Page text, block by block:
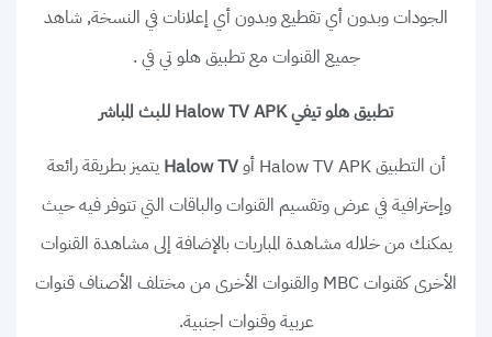
الجودات وبدون أي تقطيع وبدون أي إعلانات في النسخة, شاهد
جميع القنوات مع تطبيق هلو تي في .
تطبيق هلو تيفي Halow TV APK للبث المباشر
أن التطبيقHalow TV APK أوHalow TV يتميز بطريقة رائعة
وإحترافية في عرض وتقسيم القنوات والباقات التي تتوفر فيه حيث
يمكنك من خلاله مشاهدة المباريات بالإضافة إلى مشاهدة القنوات
الأخرى كقنوات MBC والقنوات الأخرى من مختلف الأصناف قنوات
عربية وقنوات اجنبية.